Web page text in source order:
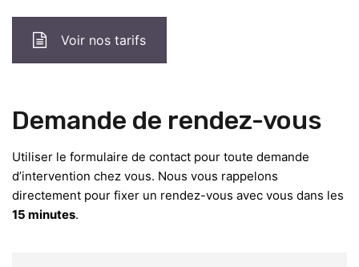
Voir nos tarifs
Demande de rendez-vous
Utiliser le formulaire de contact pour toute demande
d’intervention chez vous. Nous vous rappelons
directement pour fixer un rendez-vous avec vous dans les
15 minutes.